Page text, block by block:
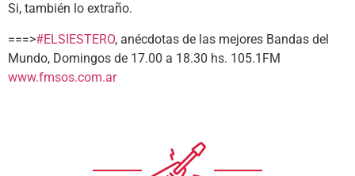
Si, también lo extraño.
===>#ELSIESTERO, anécdotas de las mejores Bandas del
Mundo, Domingos de 17.00 a 18.30 hs. 105.1FM
www.fmsos.com.ar